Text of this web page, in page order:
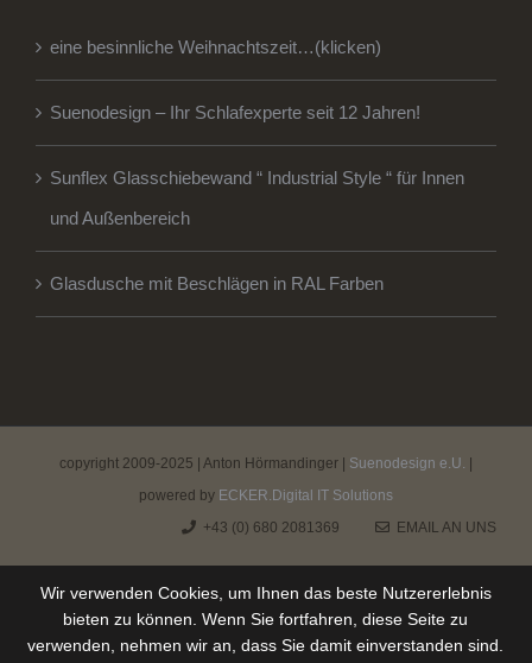
eine besinnliche Weihnachtszeit…(klicken)
Suenodesign – Ihr Schlafexperte seit 12 Jahren!
Sunflex Glasschiebewand “ Industrial Style “ für Innen
und Außenbereich
Glasdusche mit Beschlägen in RAL Farben
copyright 2009-2025 | Anton Hörmandinger | Suenodesign e.U. |
powered by ECKER.Digital IT Solutions
+43 (0) 680 2081369
EMAIL AN UNS
Wir verwenden Cookies, um Ihnen das beste Nutzererlebnis
bieten zu können. Wenn Sie fortfahren, diese Seite zu
verwenden, nehmen wir an, dass Sie damit einverstanden sind.